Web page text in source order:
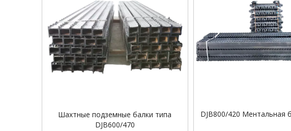
Шахтные подземные балки типа
DJB600/470
DJB800/420 Ментальная